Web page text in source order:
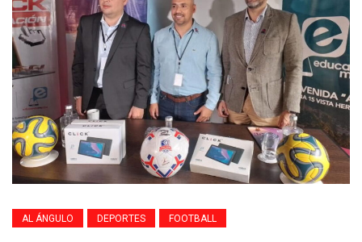
AL ÁNGULO DEPORTES FOOTBALL